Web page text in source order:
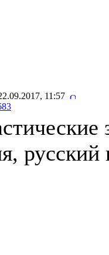
11:57
русский